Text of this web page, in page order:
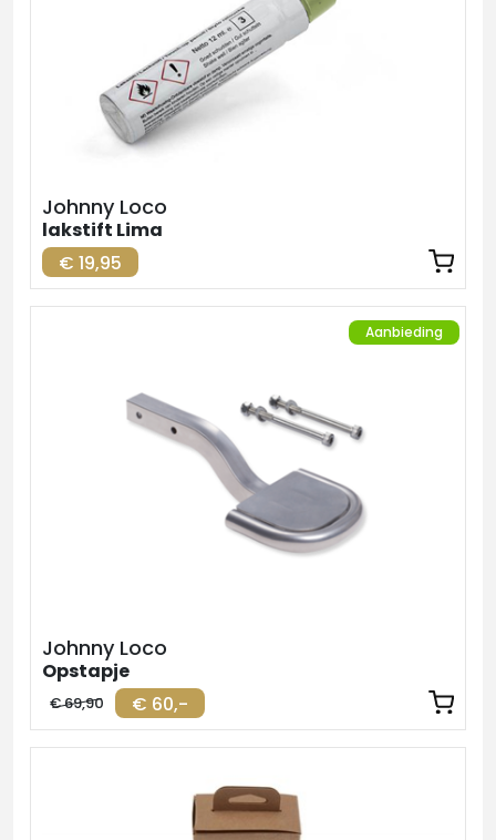
Johnny Loco
lakstift Lima
€ 19,95
Aanbieding
Johnny Loco
Opstapje
€ 60,-
€ 69,90